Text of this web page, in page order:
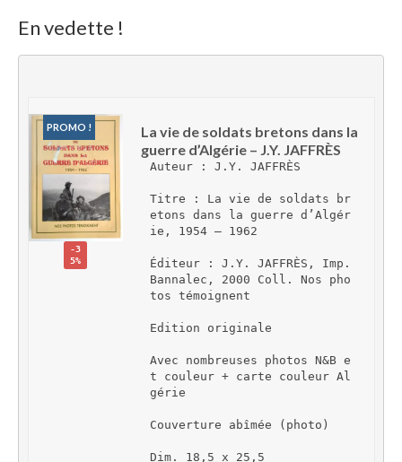
En vedette !
PROMO !
-3
5%
La vie de soldats bretons dans la
guerre d’Algérie – J.Y. JAFFRÈS
Auteur : J.Y. JAFFRÈS
Titre : La vie de soldats br
etons dans la guerre d’Algér
ie, 1954 – 1962
Éditeur : J.Y. JAFFRÈS, Imp.
Bannalec, 2000 Coll. Nos pho
tos témoignent
Edition originale
Avec nombreuses photos N&B e
t couleur + carte couleur Al
gérie
Couverture abîmée (photo)
Dim. 18,5 x 25,5